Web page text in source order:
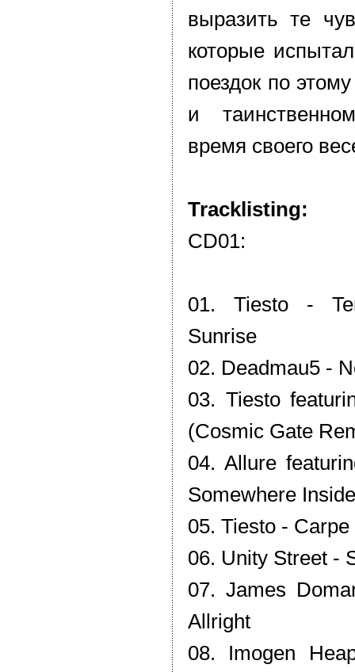
выразить те
которые
поездок по
и
время своего
Tracklisting:
CD01:
01. Tiesto -
Sunrise
02. Deadmau5 -
03. Tiesto
(Cosmic Gate
04. Allure
Somewhere Inside
05. Tiesto -
06. Unity Street -
07. James
Allright
08. Imogen